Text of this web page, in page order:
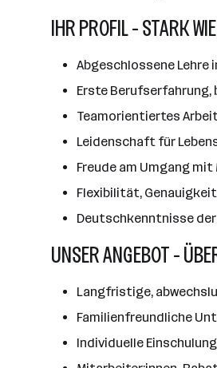
IHR PROFIL - STARK
Abgeschlossene Lehre
Erste Berufserfahrung,
Teamorientiertes
Leidenschaft für
Freude am Umgang
Flexibilität,
Deutschkenntnisse
UNSER ANGEBOT -
Langfristige,
Familienfreundliche
Individuelle